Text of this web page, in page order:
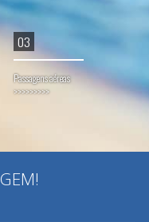
03
Passagens aéreas
>>>>>>>>>